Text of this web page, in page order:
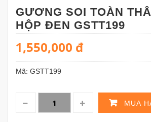
GƯƠNG SOI TOÀN
HỘP ĐEN GSTT199
1,550,000 đ
Mã: GSTT199
MUA